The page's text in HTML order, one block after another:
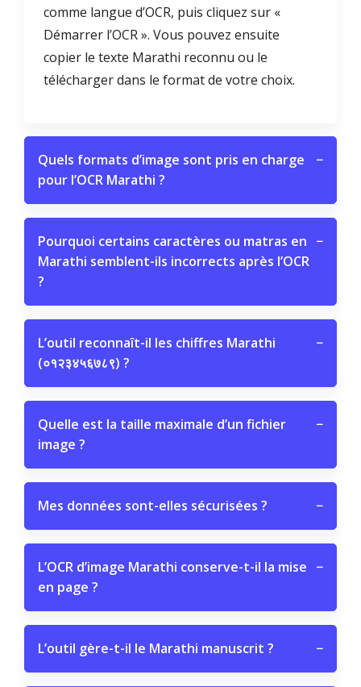
comme langue d’OCR, puis cliquez sur «
Démarrer l’OCR ». Vous pouvez ensuite
copier le texte Marathi reconnu ou le
télécharger dans le format de votre choix.
Quels formats d’image sont pris en charge
pour l’OCR Marathi ?
−
Pourquoi certains caractères ou matras en
Marathi semblent-ils incorrects après l’OCR
?
−
L’outil reconnaît-il les chiffres Marathi
(०१२३४५६७८९) ?
−
Quelle est la taille maximale d’un fichier
image ?
−
Mes données sont-elles sécurisées ? −
L’OCR d’image Marathi conserve-t-il la mise
en page ?
−
L’outil gère-t-il le Marathi manuscrit ? −